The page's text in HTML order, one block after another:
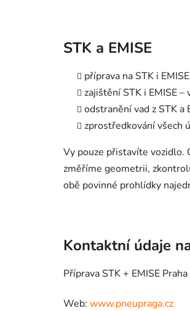
STK a EMISE
příprava na STK i EMISE
zajištění STK i EMISE –
odstranění vad z STK a
zprostředkování všech
Vy pouze přistavíte vozidlo.
změříme geometrii,
obě povinné prohlídky
Kontaktní údaje
Příprava STK + EMISE
Web: www.pneupraga.cz